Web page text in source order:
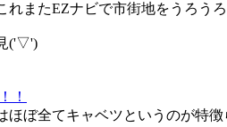
またEZナビで市街地をうろうろ
('▽')
ぼ全てキャベツというのが特徴